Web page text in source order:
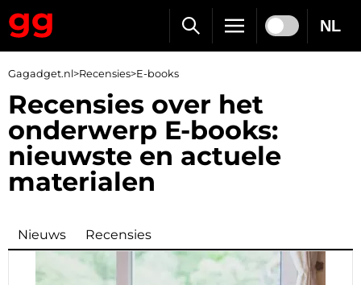
NL
Gagadget.nl>Recensies>E-books
Recensies over het
onderwerp E-books:
nieuwste en actuele
materialen
Nieuws Recensies